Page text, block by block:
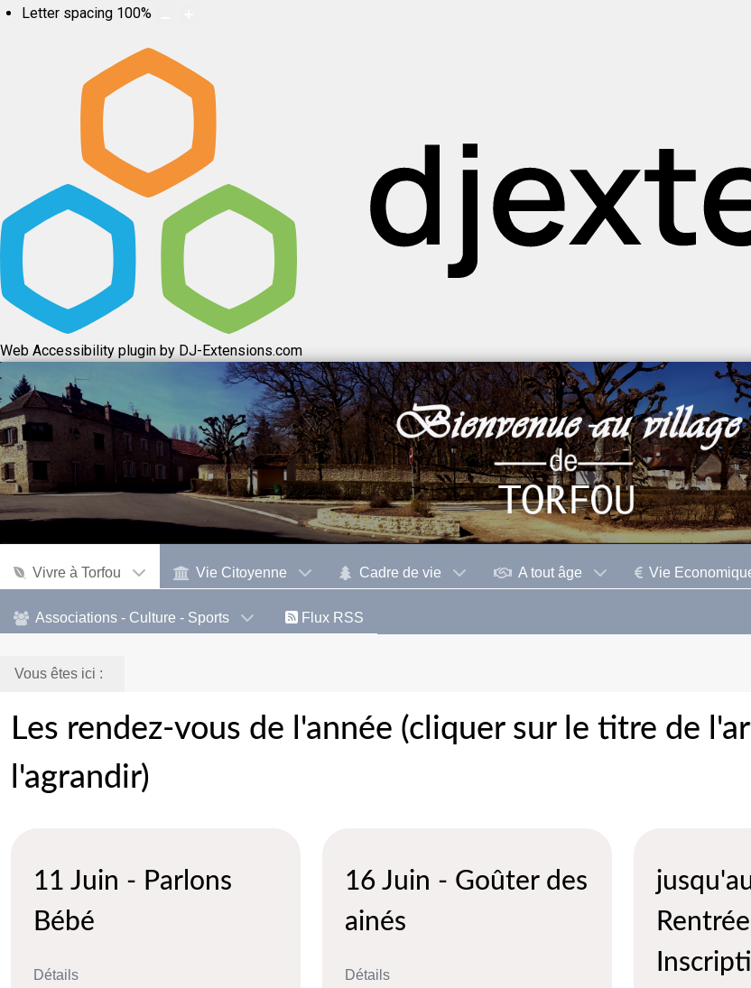
Letter spacing 100%
Web Accessibility plugin by DJ-Extensions.com
Vivre à Torfou Vie Citoyenne Cadre de vie A tout âge Vie
Associations - Culture - Sports Flux RSS
Vous êtes ici :
Les rendez-vous de l'année (cliquer sur le titre de
l'agrandir)
11 Juin - Parlons
Bébé
Détails
16 Juin - Goûter des
ainés
Détails